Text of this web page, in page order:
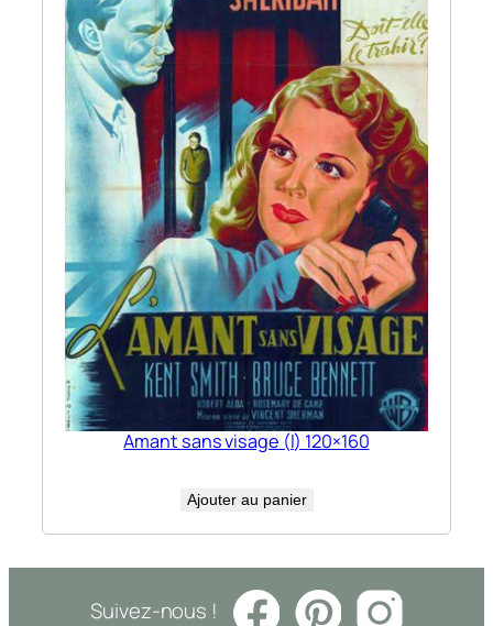
Amant sans visage (l) 120×160
Ajouter au panier
Suivez-nous !